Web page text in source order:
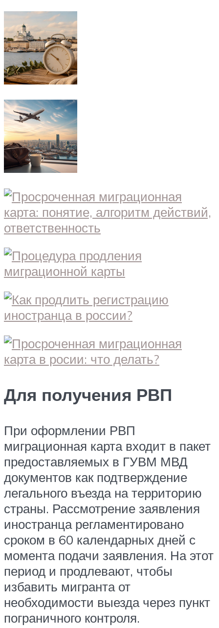
Для получения РВП
При оформлении РВП
миграционная карта входит в пакет
предоставляемых в ГУВМ МВД
документов как подтверждение
легального въезда на территорию
страны. Рассмотрение заявления
иностранца регламентировано
сроком в 60 календарных дней с
момента подачи заявления. На этот
период и продлевают, чтобы
избавить мигранта от
необходимости выезда через пункт
пограничного контроля.